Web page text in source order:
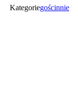
Kategoriegościnnie